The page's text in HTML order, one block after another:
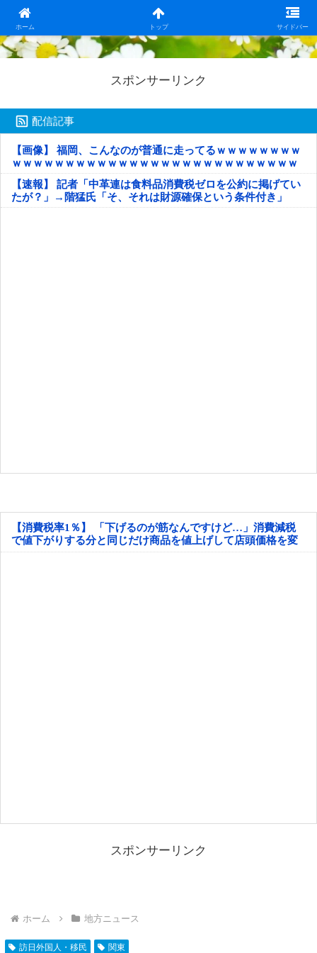
ホーム トップ サイドバー
日本第一！ニュース録
スポンサーリンク
配信記事
【画像】 福岡、こんなのが普通に走ってるｗｗｗｗｗｗｗｗ
ｗｗｗｗｗｗｗｗｗｗｗｗｗｗｗｗｗｗｗｗｗｗｗｗｗｗｗ
ｗｗｗｗｗ
【速報】 記者「中革連は食料品消費税ゼロを公約に掲げてい
たが？」→階猛氏「そ、それは財源確保という条件付き」
【消費税率1％】 「下げるのが筋なんですけど…」消費減税
で値下がりする分と同じだけ商品を値上げして店頭価格を変
えない店も
スポンサーリンク
ホーム 地方ニュース
訪日外国人・移民 関東